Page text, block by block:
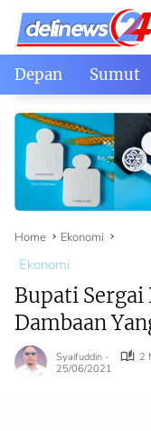
Skip
content
Depan Sumut
Home Ekonomi
Ekonomi
Bupati
Dambaan
Syaifuddin -
2
25/06/2021